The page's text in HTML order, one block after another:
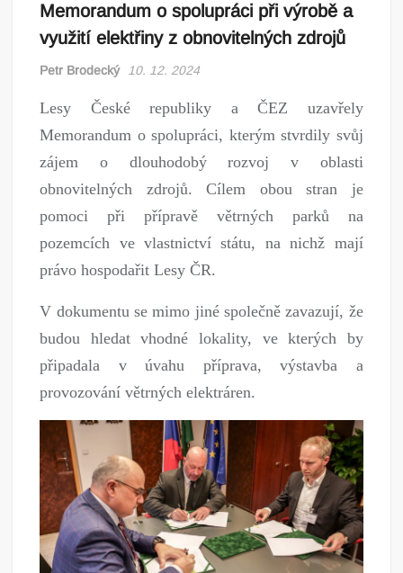
Memorandum o spolupráci při výrobě a
využití elektřiny z obnovitelných zdrojů
Petr Brodecký 10. 12. 2024
Lesy České republiky a ČEZ uzavřely
Memorandum o spolupráci, kterým stvrdily svůj
zájem o dlouhodobý rozvoj v oblasti
obnovitelných zdrojů. Cílem obou stran je
pomoci při přípravě větrných parků na
pozemcích ve vlastnictví státu, na nichž mají
právo hospodařit Lesy ČR.
V dokumentu se mimo jiné společně zavazují, že
budou hledat vhodné lokality, ve kterých by
připadala v úvahu příprava, výstavba a
provozování větrných elektráren.